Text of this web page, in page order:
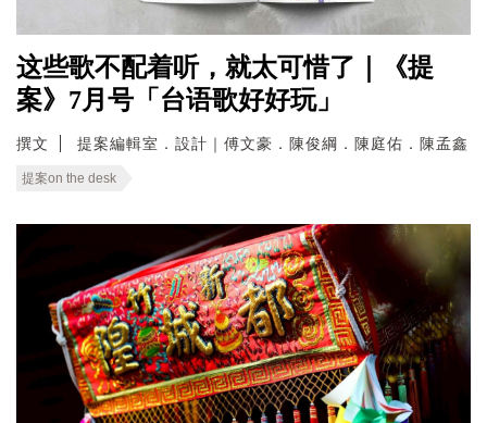
这些歌不配着听，就太可惜了｜《提
案》7月号「台语歌好好玩」
撰文 提案編輯室．設計｜傅文豪．陳俊綱．陳庭佑．陳孟鑫
提案on the desk